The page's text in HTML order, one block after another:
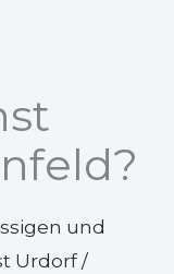
und
Urdorf /